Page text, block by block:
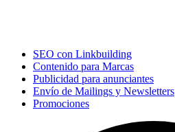
SEO con Linkbuilding
Contenido para Marcas
Publicidad para anunciantes
Envío de Mailings y Newsletters
Promociones